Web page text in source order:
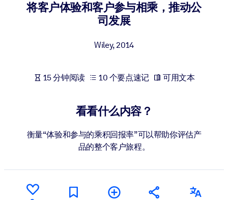
将简短且经过验证的知识引入您的 LMS/LXP，以获得更强的学习效
面向人工智能系统
将客户体验和客户参与相乘，推动公
司发展
Wiley,2014
15 分钟阅读 10 个要点速记 可用文本
看看什么内容？
衡量“体验和参与的乘积回报率”可以帮助你评估产
品的整个客户旅程。